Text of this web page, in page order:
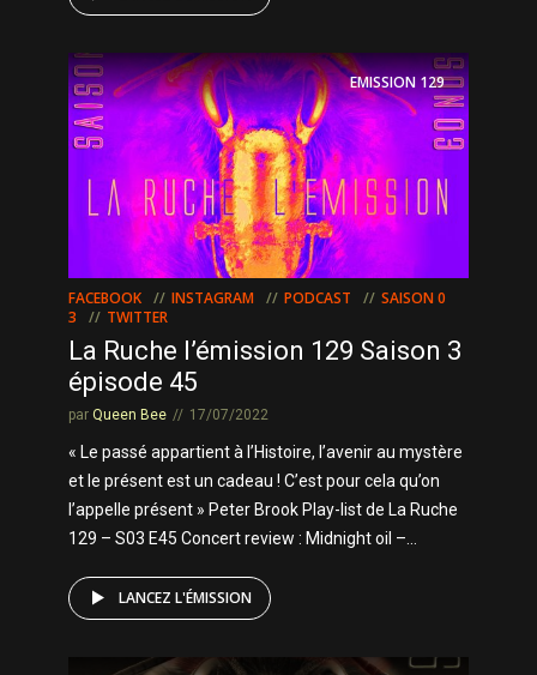
EMISSION129
FACEBOOK INSTAGRAM PODCAST
SAISON 0
3
TWITTER
La Ruche l’émission 129 Saison 3
épisode 45
par Queen Bee 17/07/2022
« Le passé appartient à l’Histoire, l’avenir au mystère
et le présent est un cadeau ! C’est pour cela qu’on
l’appelle présent » Peter Brook Play-list de La Ruche
129 – S03 E45 Concert review : Midnight oil –...
LANCEZ L'ÉMISSION